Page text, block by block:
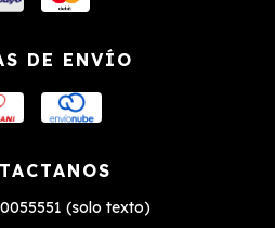
DE ENVÍO
(solo texto)